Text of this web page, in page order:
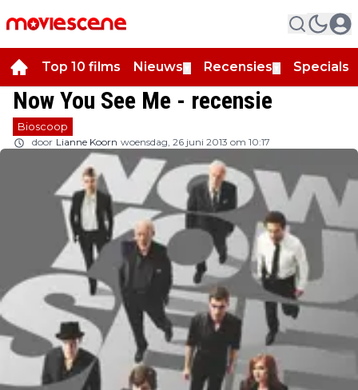
Top 10 films Nieuws Recensies Specials
Now You See Me - recensie
Bioscoop
door Lianne Koorn woensdag, 26 juni 2013 om 10:17